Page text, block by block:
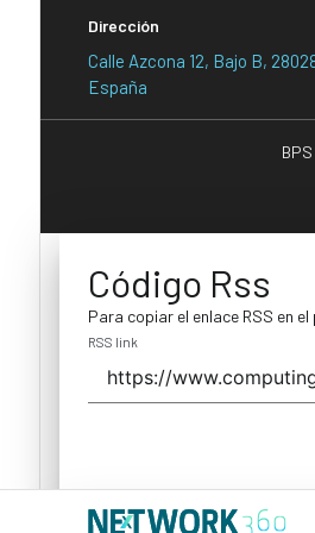
Dirección
Calle Azcona 12, Bajo B,
España
Código Rss
Para copiar el enlace RSS en
RSS link